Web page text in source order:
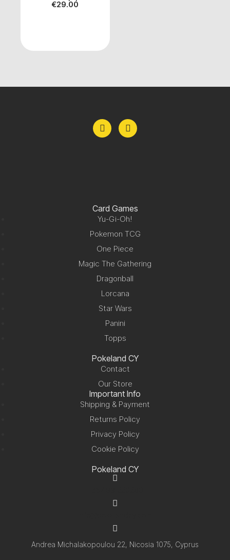
€29.00
Card Games
Yu-Gi-Oh!
Pokemon TCG
One Piece
Magic The Gathering
Dragonball
Lorcana
Star Wars
Panini
Topps
Pokeland CY
Contact
Our Store
Important Info
Shipping & Payment
Returns Policy
Privacy Policy
Cookie Policy
Pokeland CY
Andrea Michalakopoulou 22, Nicosia 1075, Cyprus